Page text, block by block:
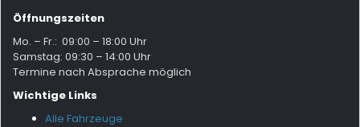
Öffnungszeiten
Mo. – Fr.: 09:00 – 18:00 Uhr
Samstag: 09:30 – 14:00 Uhr
Termine nach Absprache möglich
Wichtige Links
Alle Fahrzeuge